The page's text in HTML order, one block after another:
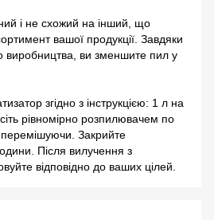
і не схожий на інший, що
вашої продукції. Завдяки
виробництва, ви зменшите пил у
згідно з інструкцією: 1 л на
рівномірно розпилювачем по
Закрийте
Після вилучення з
відповідно до ваших цілей.